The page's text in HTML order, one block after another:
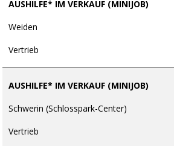
AUSHILFE* IM VERKAUF (MINIJOB)
Weiden
Vertrieb
AUSHILFE* IM VERKAUF (MINIJOB)
Schwerin (Schlosspark-Center)
Vertrieb